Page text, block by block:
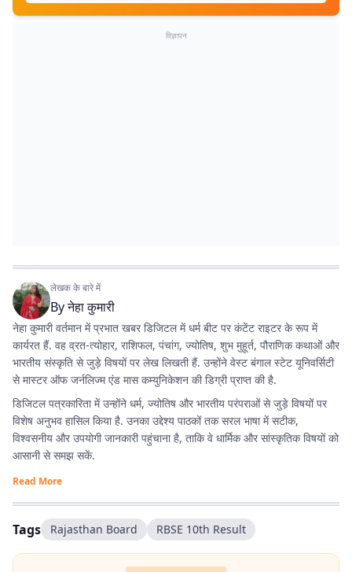
विज्ञापन
लेखक के बारे में
Byनेहा कुमारी
नेहा कुमारी वर्तमान में प्रभात खबर डिजिटल में धर्म बीट पर कंटेंट राइटर के रूप में
कार्यरत हैं. वह व्रत-त्योहार, राशिफल, पंचांग, ज्योतिष, शुभ मुहूर्त, पौराणिक कथाओं और
भारतीय संस्कृति से जुड़े विषयों पर लेख लिखती हैं. उन्होंने वेस्ट बंगाल स्टेट यूनिवर्सिटी
से मास्टर ऑफ जर्नलिज्म एंड मास कम्युनिकेशन की डिग्री प्राप्त की है.
डिजिटल पत्रकारिता में उन्होंने धर्म, ज्योतिष और भारतीय परंपराओं से जुड़े विषयों पर
विशेष अनुभव हासिल किया है. उनका उद्देश्य पाठकों तक सरल भाषा में सटीक,
विश्वसनीय और उपयोगी जानकारी पहुंचाना है, ताकि वे धार्मिक और सांस्कृतिक विषयों को
आसानी से समझ सकें.
Read More
Tags Rajasthan Board RBSE 10th Result